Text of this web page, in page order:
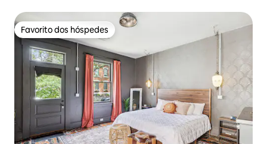
Favorito dos hóspedes
Favorito dos hóspedes